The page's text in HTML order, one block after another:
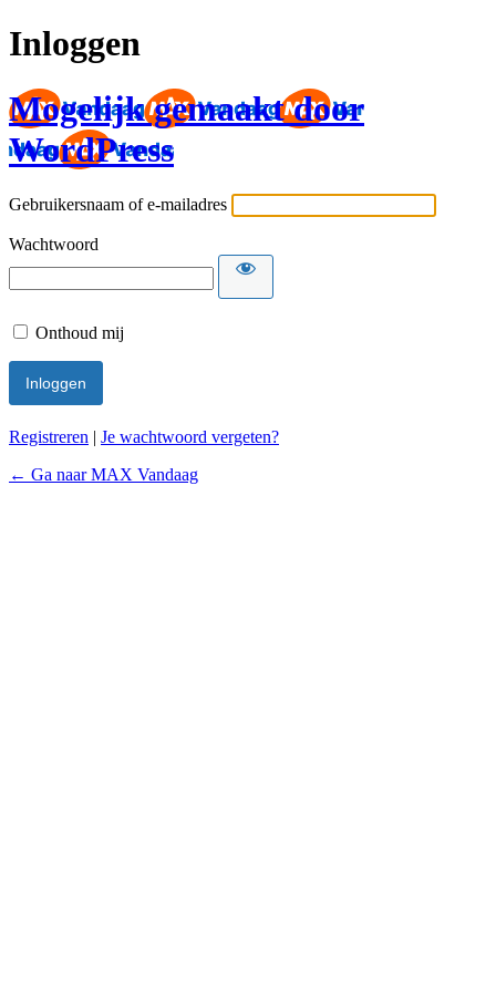
Inloggen
Mogelijk gemaakt door
WordPress
Gebruikersnaam of e-mailadres
Wachtwoord
Onthoud mij
Registreren | Je wachtwoord vergeten?
← Ga naar MAX Vandaag